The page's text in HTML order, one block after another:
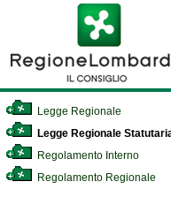
Legge Regionale
Legge Regionale
Regolamento Interno
Regolamento Regionale